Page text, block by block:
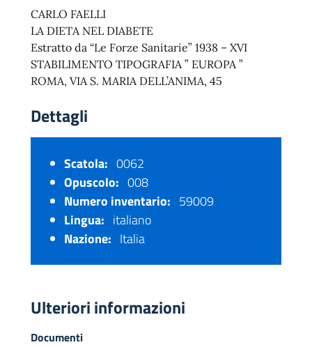
CARLO FAELLI
LA DIETA NEL DIABETE
Estratto da “Le Forze Sanitarie” 1938 – XVI
STABILIMENTO TIPOGRAFIA ” EUROPA ”
ROMA, VIA S. MARIA DELL’ANIMA, 45
Dettagli
Scatola: 0062
Opuscolo: 008
Numero inventario: 59009
Lingua: italiano
Nazione: Italia
Ulteriori informazioni
Documenti